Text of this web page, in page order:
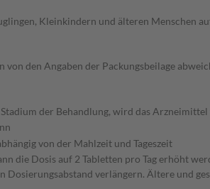
Kleinkindern und älteren Menschen
den Angaben der Packungsbeilage
der Behandlung, wird das
von der Mahlzeit und Tageszeit
die Dosis auf 2 Tabletten pro Tag erhöht
Dosierungsabstand verlängern. Ältere und